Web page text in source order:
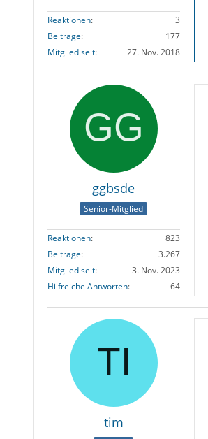
Reaktionen
3
Beiträge
177
Mitglied seit
27. Nov. 2018
ggbsde
Senior-Mitglied
Reaktionen
823
Beiträge
3.267
Mitglied seit
3. Nov. 2023
Hilfreiche Antworten
64
tim